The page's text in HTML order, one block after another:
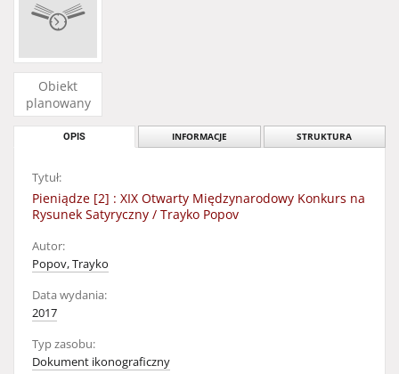
Obiekt
planowany
OPIS INFORMACJE STRUKTURA
Tytuł:
Pieniądze [2] : XIX Otwarty Międzynarodowy Konkurs na
Rysunek Satyryczny / Trayko Popov
Autor:
Popov, Trayko
Data wydania:
2017
Typ zasobu:
Dokument ikonograficzny